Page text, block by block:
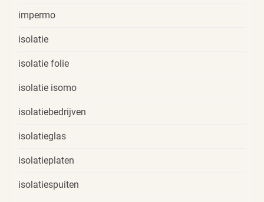
impermo
isolatie
isolatie folie
isolatie isomo
isolatiebedrijven
isolatieglas
isolatieplaten
isolatiespuiten